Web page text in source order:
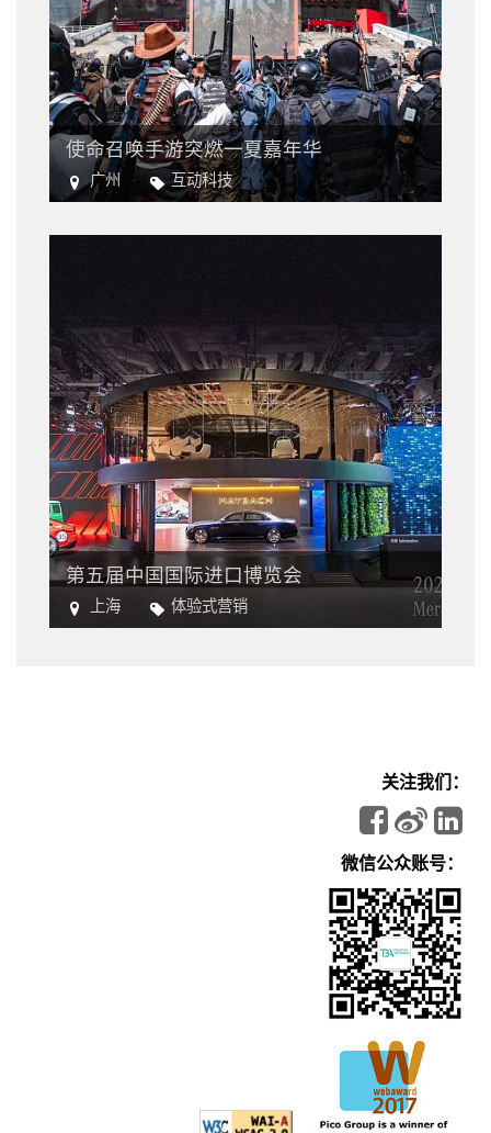
使命召唤手游突燃一夏嘉年华
广州
互动科技
电竞
电子游戏
第五届中国国际进口博览会
上海
体验式营销
进口
关注我们：
微信公众账号：